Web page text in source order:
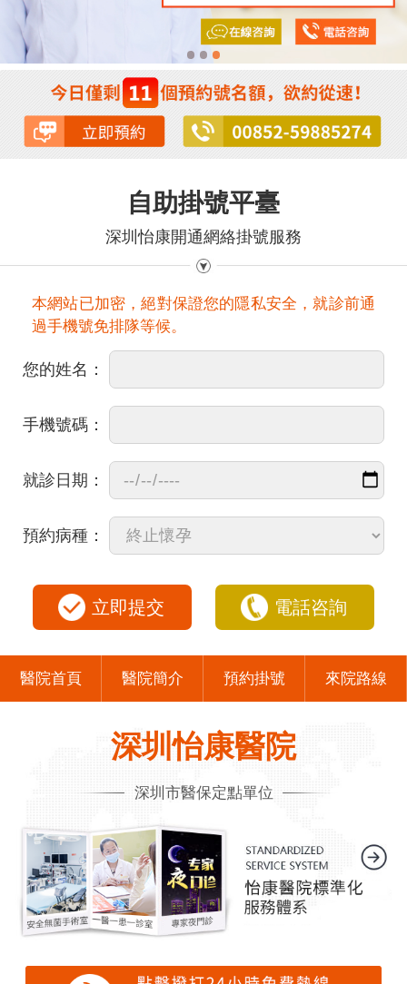
自助掛號平臺
深圳怡康開通網絡掛號服務
本網站已加密，絕對保證您的隱私安全，就診前通
過手機號免排隊等候。
您的姓名：
手機號碼：
就診日期：
預約病種：
立即提交 電話咨詢
醫院首頁 醫院簡介 預約掛號 來院路線
深圳怡康醫院
深圳市醫保定點單位